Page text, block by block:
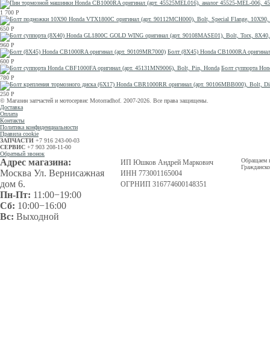
1 700 Р
650 Р
960 Р
Болт (8X45) Honda CB1000RA
600 Р
Болт суппорта
780 Р
250 Р
© Магазин запчастей и мотосервис Motorradhof. 2007-2026. Все права защищены.
Доставка
Оплата
Контакты
Политика конфиденциальности
Правила cookie
ЗАПЧАСТИ +7 916 243-00-03
СЕРВИС +7 903 208-11-00
Обратный звонок
Адрес магазина:
Москва Ул. Вернисажная
дом 6.
Пн-Пт: 11:00−19:00
Сб: 10:00−16:00
Вс: Выходной
ИП Юшков Андрей Маркович
ИНН 773001165004
ОГРНИП 316774600148351
Обращаем